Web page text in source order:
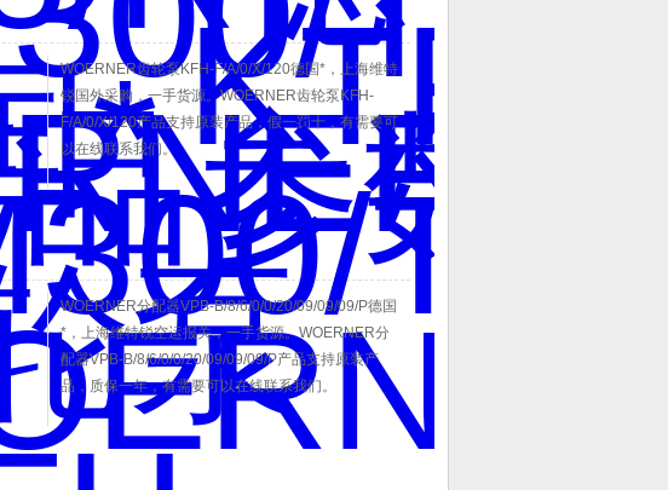
WOERNER齿轮泵KFH-F/A/0/X/120德国*，上海维特
锐国外采购，一手货源。WOERNER齿轮泵KFH-
F/A/0/X/120产品支持原装产品，假一罚十，有需要可
以在线联系我们。
WOERNER分配器VPB-B/8/6/0/0/20/09/09/09/P德国
*，上海维特锐空运报关，一手货源。WOERNER分
配器VPB-B/8/6/0/0/20/09/09/09/P产品支持原装产
品，质保一年，有需要可以在线联系我们。